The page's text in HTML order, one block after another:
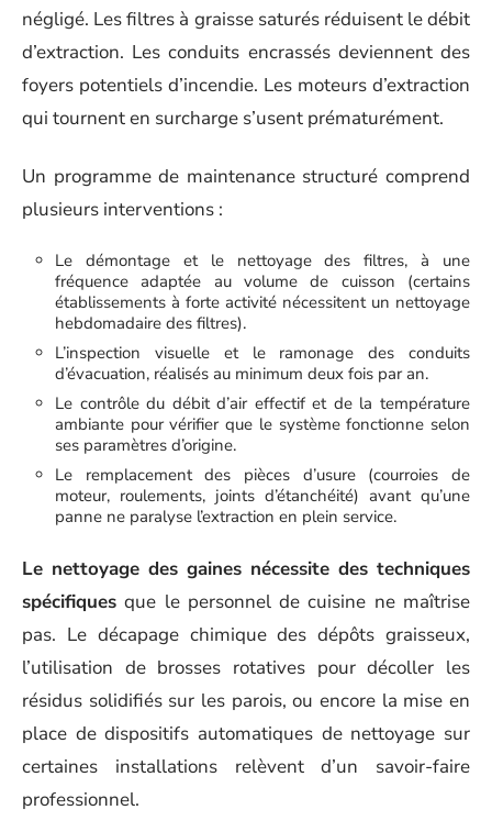
négligé. Les filtres à graisse saturés réduisent le débit
d’extraction. Les conduits encrassés deviennent des
foyers potentiels d’incendie. Les moteurs d’extraction
qui tournent en surcharge s’usent prématurément.
Un programme de maintenance structuré comprend
plusieurs interventions :
Le démontage et le nettoyage des filtres, à une
fréquence adaptée au volume de cuisson (certains
établissements à forte activité nécessitent un nettoyage
hebdomadaire des filtres).
L’inspection visuelle et le ramonage des conduits
d’évacuation, réalisés au minimum deux fois par an.
Le contrôle du débit d’air effectif et de la température
ambiante pour vérifier que le système fonctionne selon
ses paramètres d’origine.
Le remplacement des pièces d’usure (courroies de
moteur, roulements, joints d’étanchéité) avant qu’une
panne ne paralyse l’extraction en plein service.
Le nettoyage des gaines nécessite des techniques
spécifiques que le personnel de cuisine ne maîtrise
pas. Le décapage chimique des dépôts graisseux,
l’utilisation de brosses rotatives pour décoller les
résidus solidifiés sur les parois, ou encore la mise en
place de dispositifs automatiques de nettoyage sur
certaines installations relèvent d’un savoir-faire
professionnel.